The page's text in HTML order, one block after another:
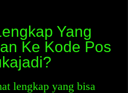
Yang
Ke Kode Pos
lengkap yang bisa